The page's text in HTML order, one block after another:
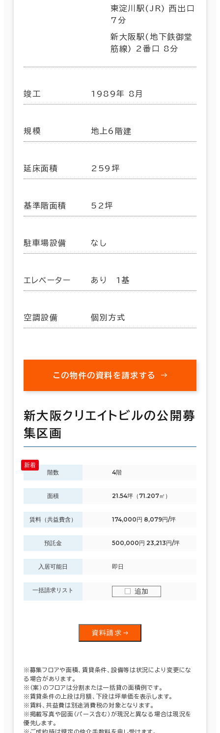
東淀川駅(JR) 西出口
7分
新大阪駅(地下鉄御堂
筋線) 2番口 8分
竣工 1989年 8月
規模 地上6階建
延床面積 259坪
基準階面積 52坪
駐車場設備 なし
エレベーター あり 1基
空調設備 個別方式
この物件の資料を請求する
新大阪クリエイトビルの公開募
集区画
階数 4階
面積 21.54坪（71.207㎡）
賃料（共益費含） 174,000円 8,079円/坪
預託金 500,000円 23,213円/坪
入居可能日 即日
一括請求リスト 追加
資料請求
※募集フロアや面積、賃貸条件、設備等は状況により変更にな
る場合があります。
※（案）のフロアは分割または一括貸の面積例です。
※賃貸条件の上段は月額、下段は坪単価を表示します。
※賃料、共益費は別途消費税の対象となります。
※掲載写真や図面（パース含む）が現況と異なる場合は現況を
優先します。
※ご成約時は規定の仲介手数料を申し受けます。